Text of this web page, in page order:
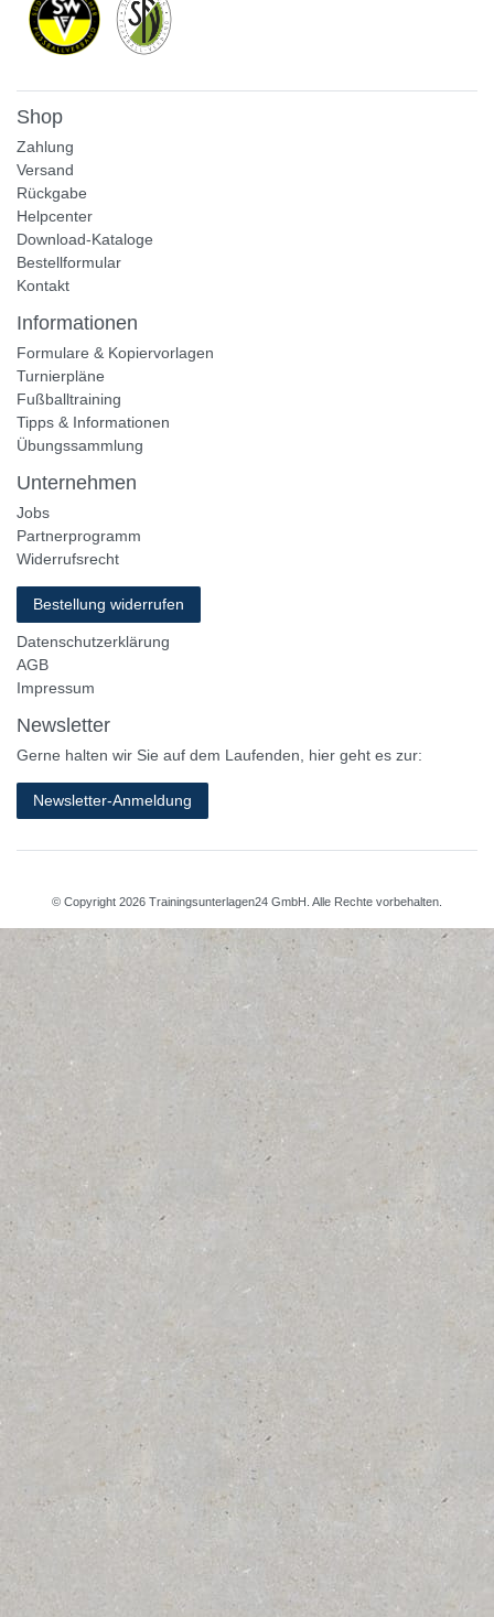
Shop
Zahlung
Versand
Rückgabe
Helpcenter
Download-Kataloge
Bestellformular
Kontakt
Informationen
Formulare & Kopiervorlagen
Turnierpläne
Fußballtraining
Tipps & Informationen
Übungssammlung
Unternehmen
Jobs
Partnerprogramm
Widerrufsrecht
Bestellung widerrufen
Datenschutzerklärung
AGB
Impressum
Newsletter
Gerne halten wir Sie auf dem Laufenden, hier geht es zur:
Newsletter-Anmeldung
© Copyright 2026 Trainingsunterlagen24 GmbH. Alle Rechte vorbehalten.